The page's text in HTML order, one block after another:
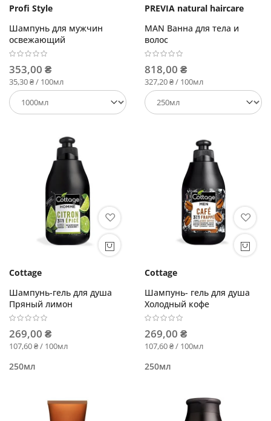
Profi Style
Шампунь для мужчин
освежающий
353,00 ₴
35,30 ₴ / 100мл
PREVIA natural haircare
MAN Ванна для тела и
волос
818,00 ₴
327,20 ₴ / 100мл
Cottage
Шампунь-гель для душа
Пряный лимон
269,00 ₴
107,60 ₴ / 100мл
250мл
Cottage
Шампунь- гель для душа
Холодный кофе
269,00 ₴
107,60 ₴ / 100мл
250мл